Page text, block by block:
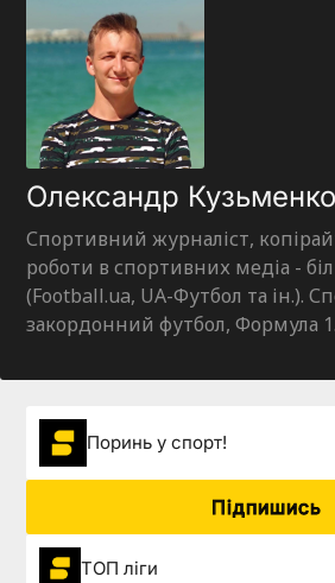
Олександр Кузьменко
Спортивний журналіст,
роботи в спортивних медіа -
(Football.ua, UA-Футбол та ін.).
закордонний футбол, Формула 1.
Поринь у спорт!
Підпишись
ТОП ліги